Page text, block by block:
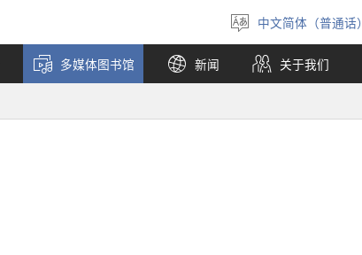
选
择
语
言
中文简体（普通话）
多媒体图书馆 新闻 关于我们